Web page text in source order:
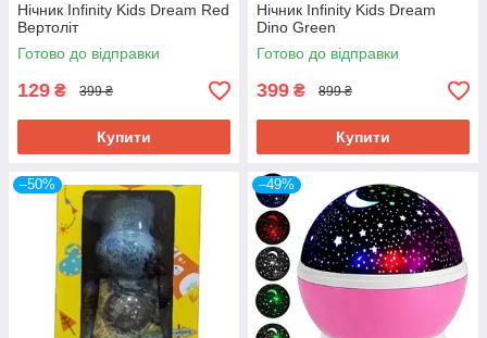
Нічник Infinity Kids Dream Red
Вертоліт
Готово до відправки
129 ₴ 399 ₴
Купити
Нічник Infinity Kids Dream
Dino Green
Готово до відправки
399 ₴ 899 ₴
Купити
–50% –49%